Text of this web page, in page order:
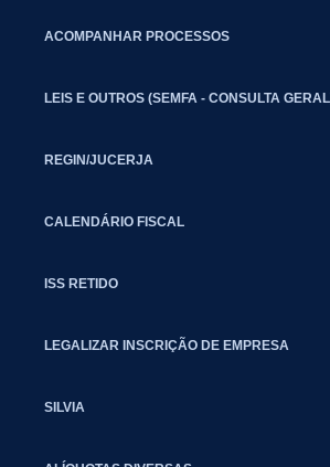
ACOMPANHAR PROCESSOS
LEIS E OUTROS (SEMFA - CONSULTA
REGIN/JUCERJA
CALENDÁRIO FISCAL
ISS RETIDO
LEGALIZAR INSCRIÇÃO DE EMPRESA
SILVIA